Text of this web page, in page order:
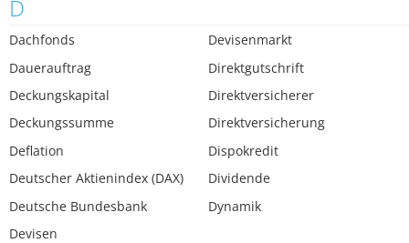
D
Dachfonds
Dauerauftrag
Deckungskapital
Deckungssumme
Deflation
Deutscher Aktienindex (DAX)
Deutsche Bundesbank
Devisen
Devisenmarkt
Direktgutschrift
Direktversicherer
Direktversicherung
Dispokredit
Dividende
Dynamik